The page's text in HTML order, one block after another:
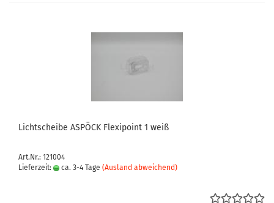
Lichtscheibe ASPÖCK Flexipoint 1 weiß
Art.Nr.: 121004
Lieferzeit:
ca. 3-4 Tage (Ausland abweichend)